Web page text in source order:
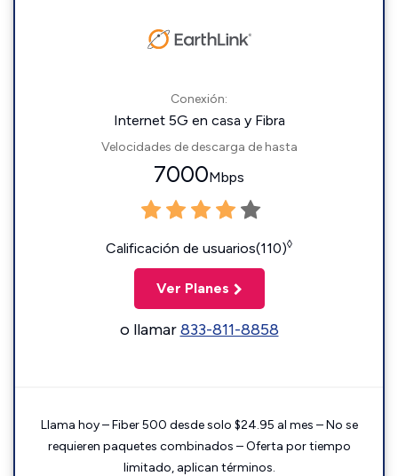
Conexión:
Internet 5G en casa y Fibra
Velocidades de descarga de hasta
7000Mbps
Calificación de usuarios(110)◊
Ver Planes
o llamar833-811-8858
Llama hoy – Fiber 500 desde solo $24.95 al mes – No se
requieren paquetes combinados – Oferta por tiempo
limitado, aplican términos.